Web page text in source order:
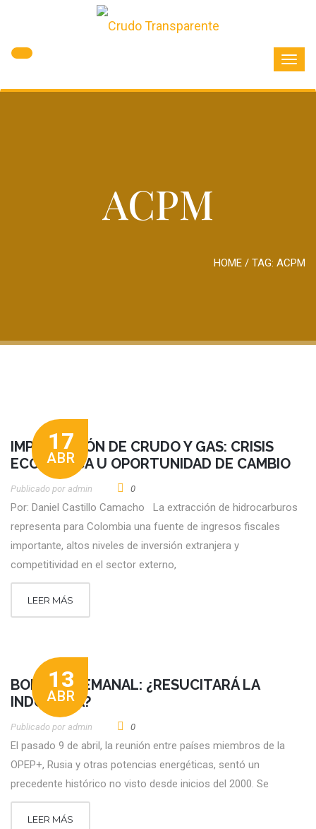
ACPM
HOME / TAG: ACPM
17
ABR
IMPORTACIÓN DE CRUDO Y GAS: CRISIS
ECONÓMICA U OPORTUNIDAD DE CAMBIO
Publicado por Admin 0
Por: Daniel Castillo Camacho La extracción de hidrocarburos
representa para Colombia una fuente de ingresos fiscales
importante, altos niveles de inversión extranjera y
competitividad en el sector externo,
LEER MÁS
13
ABR
BOLETÍN SEMANAL: ¿RESUCITARÁ LA
INDUSTRIA?
Publicado por Admin 0
El pasado 9 de abril, la reunión entre países miembros de la
OPEP+, Rusia y otras potencias energéticas, sentó un
precedente histórico no visto desde inicios del 2000. Se
LEER MÁS